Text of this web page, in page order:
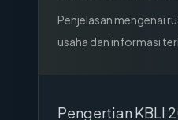
Penjelasan mengenai
usaha dan informasi
Pengertian KBLI